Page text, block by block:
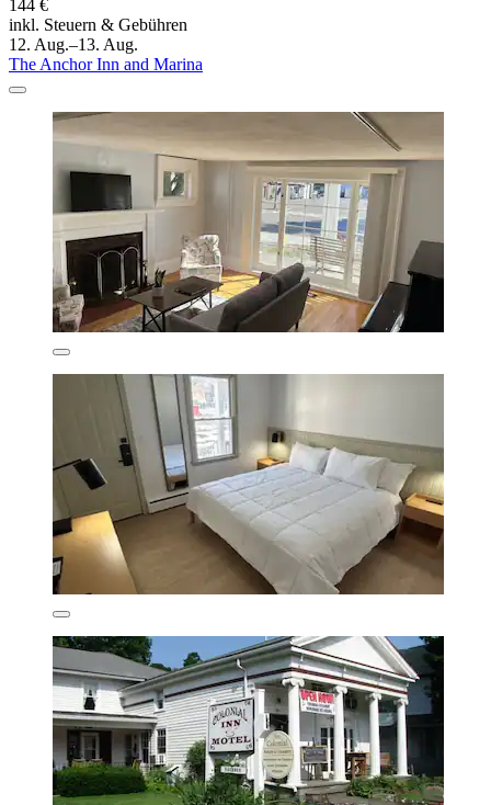
144 €
inkl. Steuern & Gebühren
12. Aug.–13. Aug.
The Anchor Inn and Marina